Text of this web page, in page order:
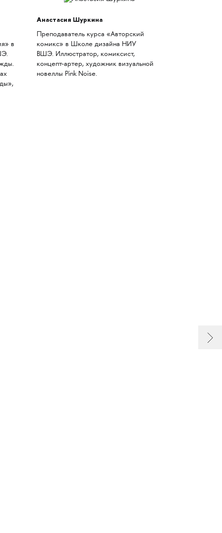
в
Анастасия Шуркина
Преподаватель курса «Авторский
комикс» в Школе дизайна НИУ
ВШЭ. Иллюстратор, комиксист,
концепт-артер, художник визуальной
новеллы Pink Noise.